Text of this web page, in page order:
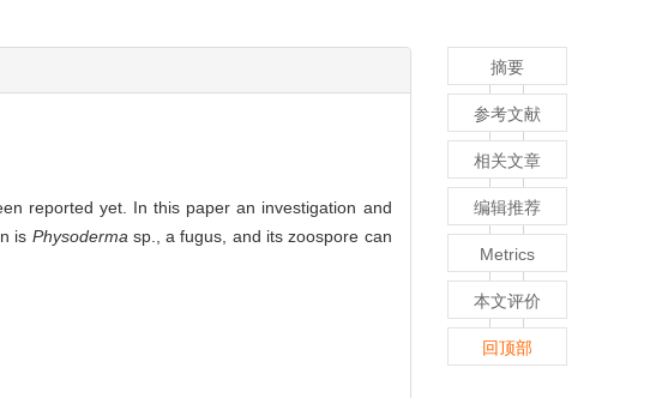
reported yet. In this paper an investigation and
is Physoderma sp., a fugus, and its zoospore can
摘要
参考文献
相关文章
编辑推荐
Metrics
本文评价
回顶部